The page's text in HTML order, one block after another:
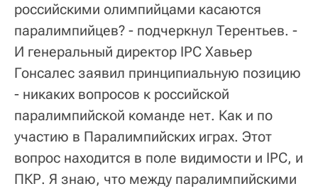
российскими олимпийцами касаются
паралимпийцев? - подчеркнул Терентьев. -
И генеральный директор IPC Хавьер
Гонсалес заявил принципиальную позицию
- никаких вопросов к российской
паралимпийской команде нет. Как и по
участию в Паралимпийских играх. Этот
вопрос находится в поле видимости и IPC, и
ПКР. Я знаю, что между паралимпийскими